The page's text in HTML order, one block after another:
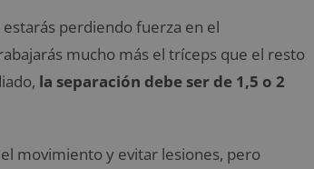
perdiendo fuerza en el
mucho más el tríceps que el resto
la separación debe ser de 1,5 o 2
movimiento y evitar lesiones, pero